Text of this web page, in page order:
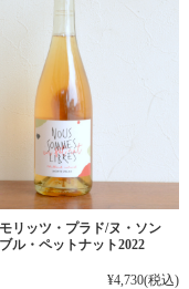
リッツ・プラド/ヌ・ソン
ル・ペットナット2022
¥4,730(税込)